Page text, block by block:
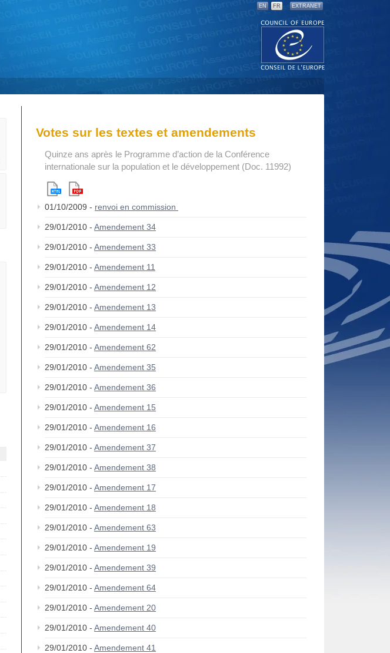
EN FR EXTRANET
Votes sur les textes et amendements
Quinze ans après le Programme d’action de la Conférence
internationale sur la population et le développement (Doc. 11992)
01/10/2009 - renvoi en commission
29/01/2010 - Amendement 34
29/01/2010 - Amendement 33
29/01/2010 - Amendement 11
29/01/2010 - Amendement 12
29/01/2010 - Amendement 13
29/01/2010 - Amendement 14
29/01/2010 - Amendement 62
29/01/2010 - Amendement 35
29/01/2010 - Amendement 36
29/01/2010 - Amendement 15
29/01/2010 - Amendement 16
29/01/2010 - Amendement 37
29/01/2010 - Amendement 38
29/01/2010 - Amendement 17
29/01/2010 - Amendement 18
29/01/2010 - Amendement 63
29/01/2010 - Amendement 19
29/01/2010 - Amendement 39
29/01/2010 - Amendement 64
29/01/2010 - Amendement 20
29/01/2010 - Amendement 40
29/01/2010 - Amendement 41